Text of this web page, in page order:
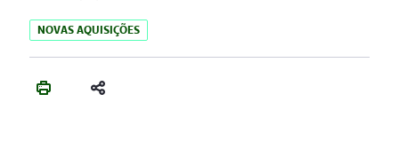
NOVAS AQUISIÇÕES